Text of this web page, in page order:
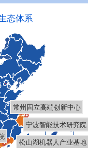
数，以及对工业经济的
赏。
态体系
松山湖机器人产业基地
宁波智能技术研究院
常州固立高端创新中心